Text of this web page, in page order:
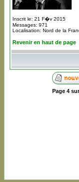
Inscrit le: 21 F�v 2015
Messages: 971
Localisation: Nord de la
Revenir en haut de page
Page 4